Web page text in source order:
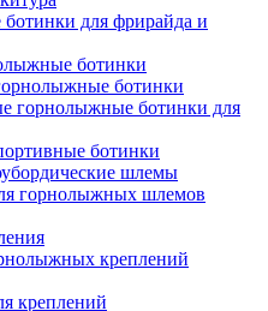
для фрирайда и
ботинки
ботинки
горнолыжные ботинки для
ботинки
шлемы
горнолыжных шлемов
креплений
креплений